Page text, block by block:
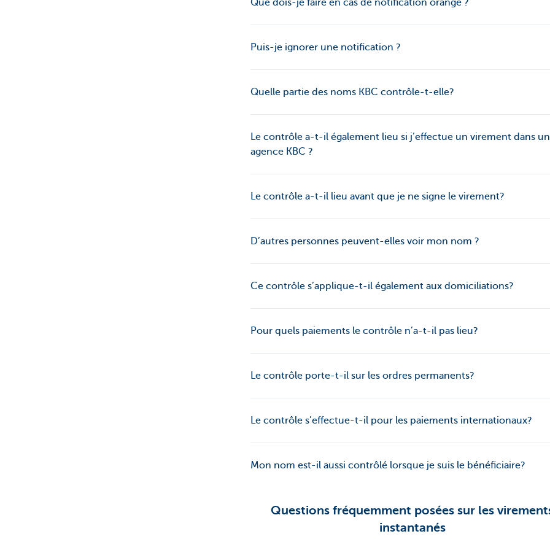
Que dois-je faire en cas de notification orange ?
Puis-je ignorer une notification ?
Quelle partie des noms KBC contrôle-t-elle?
Le contrôle a-t-il également lieu si j’effectue un virement dans
agence KBC ?
Le contrôle a-t-il lieu avant que je ne signe le virement?
D’autres personnes peuvent-elles voir mon nom ?
Ce contrôle s’applique-t-il également aux domiciliations?
Pour quels paiements le contrôle n’a-t-il pas lieu?
Le contrôle porte-t-il sur les ordres permanents?
Le contrôle s’effectue-t-il pour les paiements internationaux?
Mon nom est-il aussi contrôlé lorsque je suis le bénéficiaire?
Questions fréquemment posées sur les
instantanés